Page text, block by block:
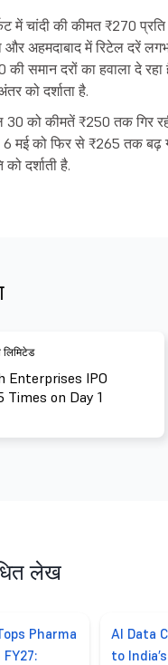
चांदी की कीमत ₹270 प्रति
अहमदाबाद में रिटेल दरें
की समान दरों का हवाला दे
को दर्शाता है.
30 को कीमतें ₹250 तक गिर
मई को फिर से ₹265 तक
दर्शाती है.
Enterprises IPO
Times on Day 1
लेख
Pharma
AI Data
to